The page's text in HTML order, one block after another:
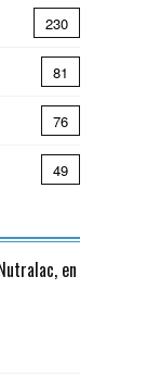
230
81
76
49
en